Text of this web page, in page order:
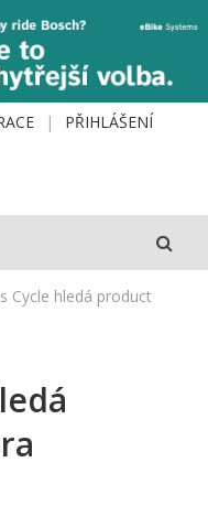
PŘIHLÁŠENÍ
Cycle hledá product